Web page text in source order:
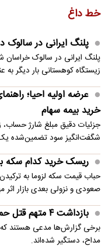
خط داغ
پلنگ ایرانی در سالوک
پلنگ ایرانی در سالوک خراسان
زیستگاه کوهستانی بار دیگر به
عرضه اولیه احیا؛
خرید بیمه سهام
جزئیات دقیق مبلغ شارژ
شگفت‌انگیز سود تضمین‌شده
ریسک خرید کدام سکه
حباب قیمت سکه لزوما به
صعودی و نزولی بعدی بازار اثر
بازداشت ۴ متهم قتل حمیدرضا رجب‌زاده
مداح، دستگیر شده‌اند.